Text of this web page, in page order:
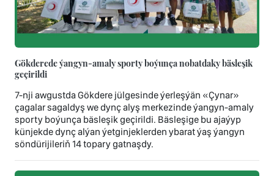
Gökderede ýangyn-amaly sporty boýunça nobatdaky bäsleşik
geçirildi
7-nji awgustda Gökdere jülgesinde ýerleşýän «Çynar»
çagalar sagaldyş we dynç alyş merkezinde ýangyn-amaly
sporty boýunça bäsleşik geçirildi. Bäsleşige bu ajaýyp
künjekde dynç alýan ýetginjeklerden ybarat ýaş ýangyn
söndürijileriň 14 topary gatnaşdy.